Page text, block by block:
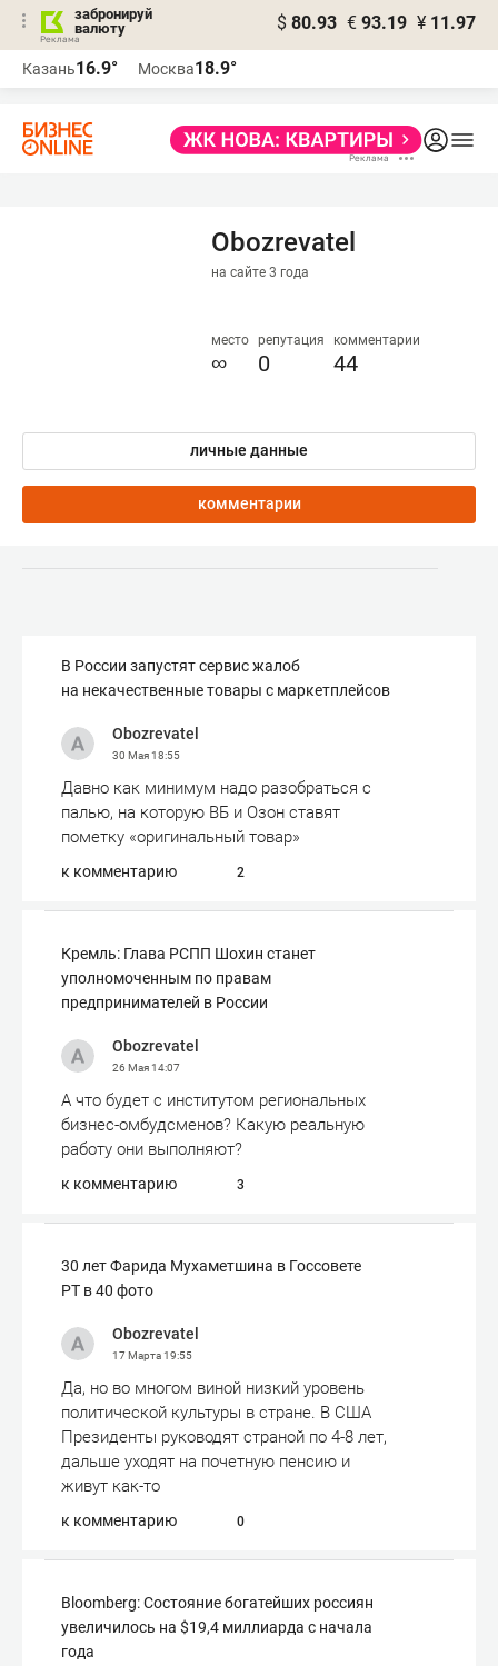
забронируй
валюту
$ 80.93 € 93.19 ¥ 11.97
Казань16.9° Москва18.9°
Obozrevatel
на сайте 3 года
место
∞
репутация
0
комментарии
44
личные данные
комментарии
В России запустят сервис жалоб
на некачественные товары с маркетплейсов
Obozrevatel
30 Мая18:55
Давно как минимум надо разобраться с
палью, на которую ВБ и Озон ставят
пометку «оригинальный товар»
к комментарию 2
Кремль: Глава РСПП Шохин станет
уполномоченным по правам
предпринимателей в России
Obozrevatel
26 Мая14:07
А что будет с институтом региональных
бизнес-омбудсменов? Какую реальную
работу они выполняют?
к комментарию 3
30 лет Фарида Мухаметшина в Госсовете
РТ в 40 фото
Obozrevatel
17 Марта19:55
Да, но во многом виной низкий уровень
политической культуры в стране. В США
Президенты руководят страной по 4-8 лет,
дальше уходят на почетную пенсию и
живут как-то
к комментарию 0
Bloomberg: Состояние богатейших россиян
увеличилось на $19,4 миллиарда с начала
года